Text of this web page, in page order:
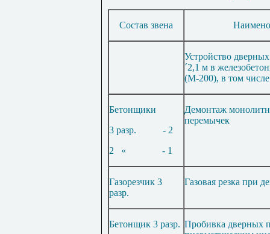
Состав звена
Устройство
´2,1 м в
(М-200), в том
Бетонщики
3 разр.
- 2
2
« - 1
Демонтаж
перемычек
Газорезчик 3
разр.
Газовая резка при
Бетонщик 3 разр. Пробивка дверных